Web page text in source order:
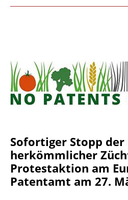
Sofortiger Stopp
herkömmlicher
Protestaktion am
Patentamt am 27.